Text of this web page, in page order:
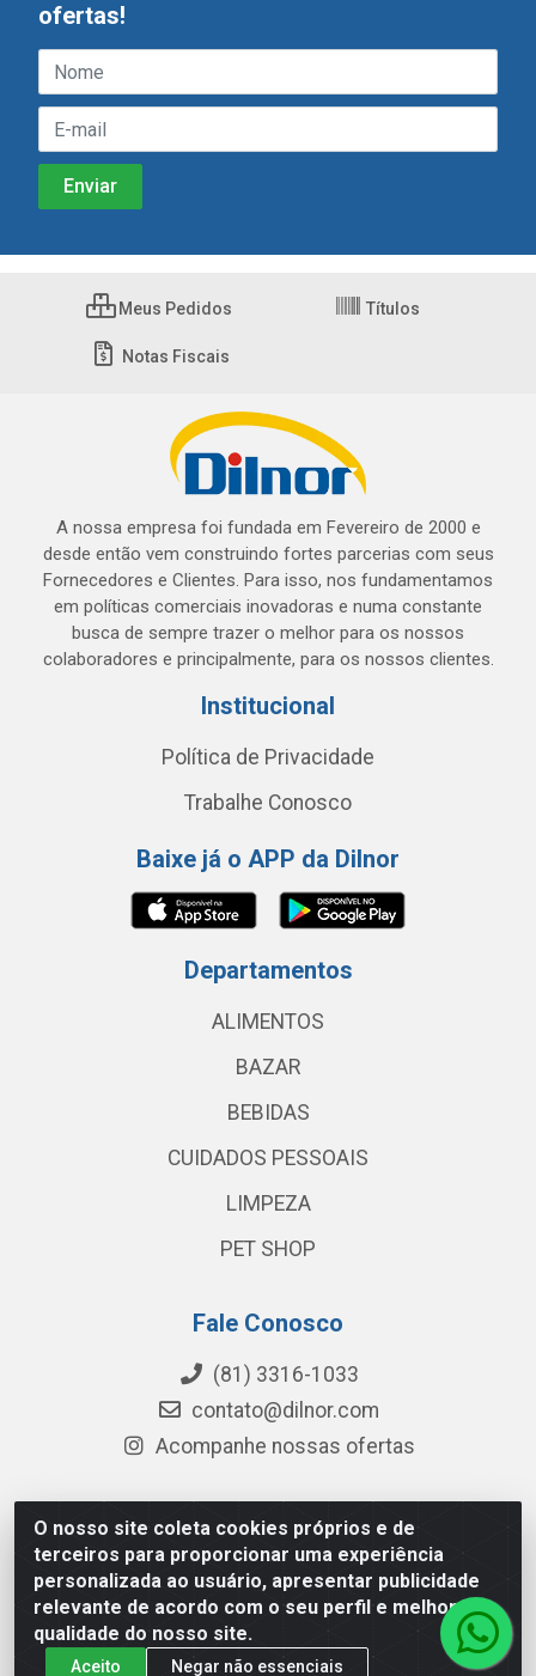
O nosso site coleta cookies próprios e de
terceiros para proporcionar uma experiência
personalizada ao usuário, apresentar publicidade
relevante de acordo com o seu perfil e melhorar a
qualidade do nosso site.
Aceito Negar não essenciais
ofertas!
Meus Pedidos Títulos
Notas Fiscais
A nossa empresa foi fundada em Fevereiro de 2000 e
desde então vem construindo fortes parcerias com seus
Fornecedores e Clientes. Para isso, nos fundamentamos
em políticas comerciais inovadoras e numa constante
busca de sempre trazer o melhor para os nossos
colaboradores e principalmente, para os nossos clientes.
Institucional
Política de Privacidade
Trabalhe Conosco
Baixe já o APP da Dilnor
Departamentos
ALIMENTOS
BAZAR
BEBIDAS
CUIDADOS PESSOAIS
LIMPEZA
PET SHOP
Fale Conosco
(81) 3316-1033
contato@dilnor.com
Acompanhe nossas ofertas
Dilnor Distribuidora - Rua Professor Joaquim Cavalcanti,
975 - Iputinga - Recife/PE - CEP 50800-010 - CNPJ
04.054.534/0001-51